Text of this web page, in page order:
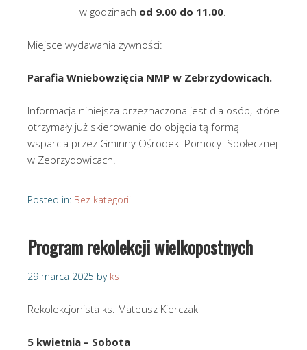
w godzinach od 9.00 do 11.00.
Miejsce wydawania żywności:
Parafia Wniebowzięcia NMP w Zebrzydowicach.
Informacja niniejsza przeznaczona jest dla osób, które
otrzymały już skierowanie do objęcia tą formą
wsparcia przez Gminny Ośrodek Pomocy Społecznej
w Zebrzydowicach.
Posted in: Bez kategorii
Program rekolekcji wielkopostnych
29 marca 2025 by ks
Rekolekcjonista ks. Mateusz Kierczak
5 kwietnia – Sobota